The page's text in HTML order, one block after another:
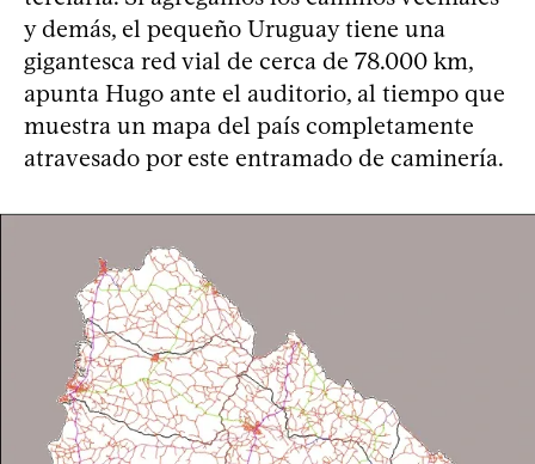
y demás, el pequeño Uruguay tiene una
gigantesca red vial de cerca de 78.000 km,
apunta Hugo ante el auditorio, al tiempo que
muestra un mapa del país completamente
atravesado por este entramado de caminería.